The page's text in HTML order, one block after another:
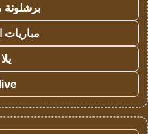
برشلونة
مباريات